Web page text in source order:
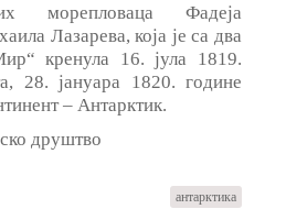
морепловаца Фадеја
Лазарева, која је са два
кренула 16. јула 1819.
28. јануара 1820. године
‒ Антарктик.
друштво
антарктика